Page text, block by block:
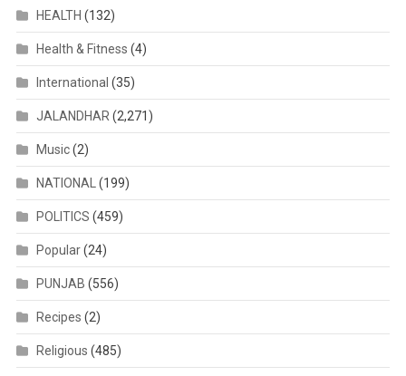
HEALTH (132)
Health & Fitness (4)
International (35)
JALANDHAR (2,271)
Music(2)
NATIONAL (199)
POLITICS (459)
Popular(24)
PUNJAB (556)
Recipes (2)
Religious (485)